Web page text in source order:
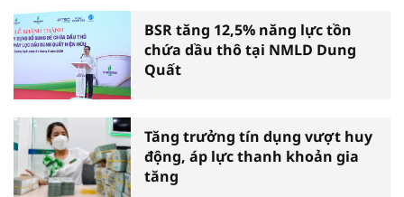
BSR tăng 12,5% năng lực tồn
chứa dầu thô tại NMLD Dung
Quất
Tăng trưởng tín dụng vượt huy
động, áp lực thanh khoản gia
tăng